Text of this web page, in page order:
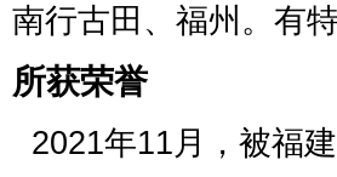
南行古田、福州。有
所获荣誉
2021年11 月，被福